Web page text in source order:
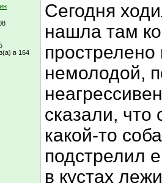
в 164
Сегодня
нашла там
немолодой,
сказали, что
какой-то
подстрелил
в кустах